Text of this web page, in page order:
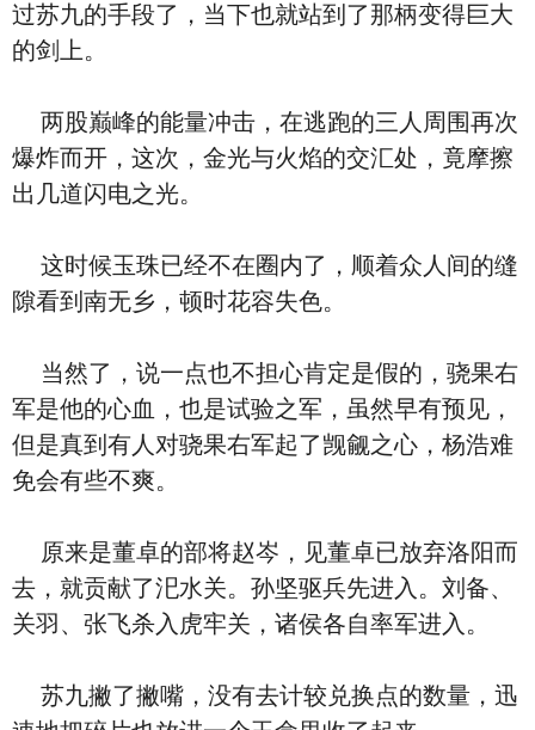
过苏九的手段了，当下也就站到了那柄变得巨大
的剑上。
两股巅峰的能量冲击，在逃跑的三人周围再次
爆炸而开，这次，金光与火焰的交汇处，竟摩擦
出几道闪电之光。
这时候玉珠已经不在圈内了，顺着众人间的缝
隙看到南无乡，顿时花容失色。
当然了，说一点也不担心肯定是假的，骁果右
军是他的心血，也是试验之军，虽然早有预见，
但是真到有人对骁果右军起了觊觎之心，杨浩难
免会有些不爽。
原来是董卓的部将赵岑，见董卓已放弃洛阳而
去，就贡献了汜水关。孙坚驱兵先进入。刘备、
关羽、张飞杀入虎牢关，诸侯各自率军进入。
苏九撇了撇嘴，没有去计较兑换点的数量，迅